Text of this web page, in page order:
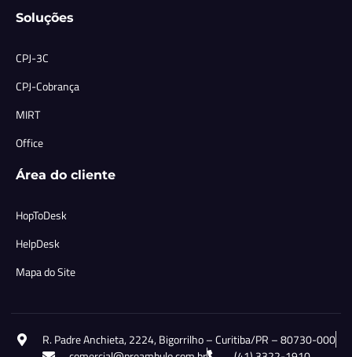
Soluções
CPJ-3C
CPJ-Cobrança
MIRT
Office
Área do cliente
HopToDesk
HelpDesk
Mapa do Site
R. Padre Anchieta, 2224, Bigorrilho – Curitiba/PR – 80730-000